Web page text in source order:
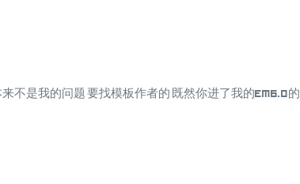
不是我的问题 要找模板作者的 既然你进了我的EM6.0的